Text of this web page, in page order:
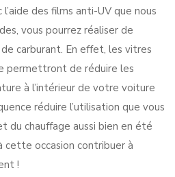
des films anti-UV que nous
vous pourrez réaliser de
carburant. En effet, les vitres
permettront de réduire les
à l’intérieur de votre voiture
réduire l’utilisation que vous
du chauffage aussi bien en été
cette occasion contribuer à
!